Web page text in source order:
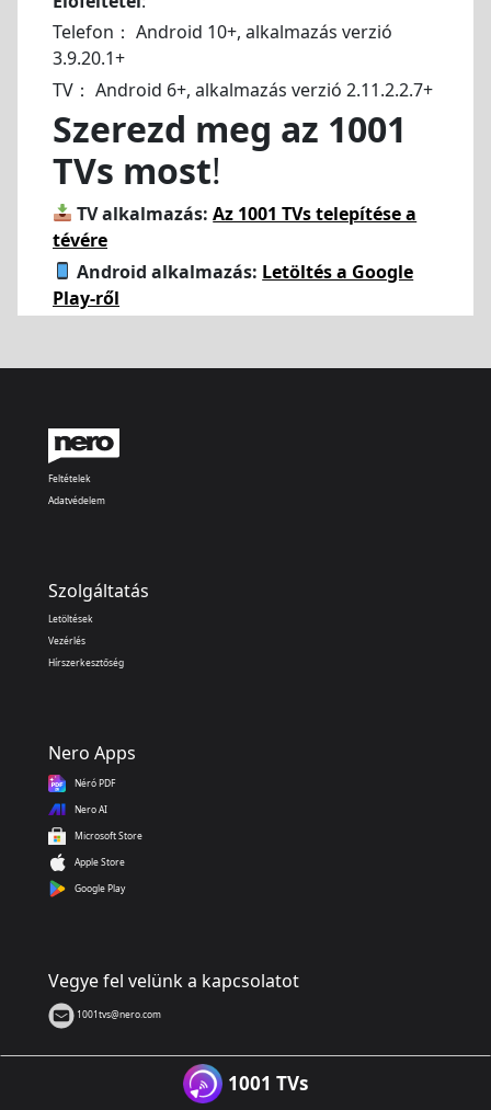
Telefon： Android 10+, alkalmazás verzió
3.9.20.1+
TV： Android 6+, alkalmazás verzió 2.11.2.2.7+
Szerezd meg az 1001
TVs most!
TV alkalmazás: Az 1001 TVs telepítése a
tévére
Android alkalmazás: Letöltés a Google
Play-ről
Feltételek
Adatvédelem
Szolgáltatás
Letöltések
Vezérlés
Hírszerkesztőség
Nero Apps
Néró PDF
Nero AI
Microsoft Store
Apple Store
Google Play
Vegye fel velünk a kapcsolatot
1001tvs@nero.com
1001 TVs